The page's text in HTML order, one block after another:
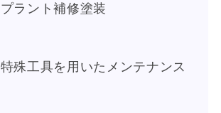
プラント補修塗装
特殊工具を用いたメンテナンス